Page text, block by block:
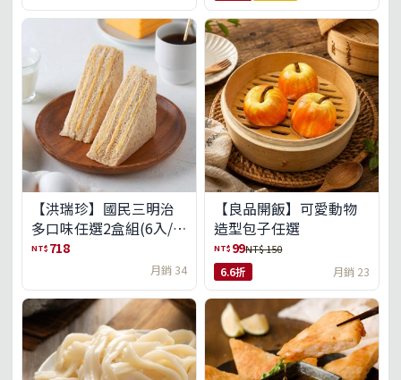
【洪瑞珍】國民三明治
多口味任選2盒組(6入/
盒)(免運)
NT$ 718
月銷 34
【良品開飯】可愛動物
造型包子任選
NT$ 99NT$ 150
6.6折 月銷 23